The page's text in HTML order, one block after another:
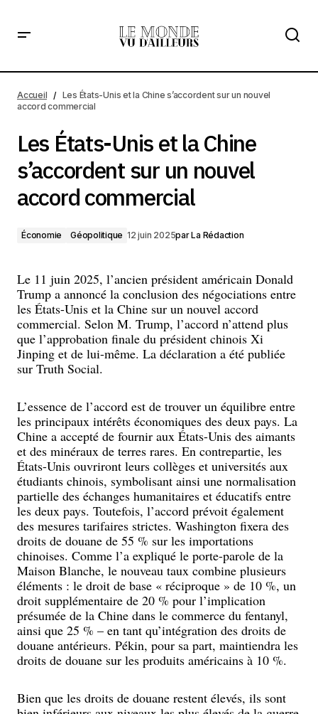
accord commercial
Accueil
Les États-Unis et la Chine s’accordent sur un nouvel
accord commercial
Les États-Unis et la Chine
s’accordent sur un nouvel
accord commercial
Économie Géopolitique 12 juin 2025parLa Rédaction
Le 11 juin 2025, l’ancien président américain Donald
Trump a annoncé la conclusion des négociations entre
les États-Unis et la Chine sur un nouvel accord
commercial. Selon M. Trump, l’accord n’attend plus
que l’approbation finale du président chinois Xi
Jinping et de lui-même. La déclaration a été publiée
sur Truth Social.
L’essence de l’accord est de trouver un équilibre entre
les principaux intérêts économiques des deux pays. La
Chine a accepté de fournir aux États-Unis des aimants
et des minéraux de terres rares. En contrepartie, les
États-Unis ouvriront leurs collèges et universités aux
étudiants chinois, symbolisant ainsi une normalisation
partielle des échanges humanitaires et éducatifs entre
les deux pays. Toutefois, l’accord prévoit également
des mesures tarifaires strictes. Washington fixera des
droits de douane de 55 % sur les importations
chinoises. Comme l’a expliqué le porte-parole de la
Maison Blanche, le nouveau taux combine plusieurs
éléments : le droit de base « réciproque » de 10 %, un
droit supplémentaire de 20 % pour l’implication
présumée de la Chine dans le commerce du fentanyl,
ainsi que 25 % – en tant qu’intégration des droits de
douane antérieurs. Pékin, pour sa part, maintiendra les
droits de douane sur les produits américains à 10 %.
Bien que les droits de douane restent élevés, ils sont